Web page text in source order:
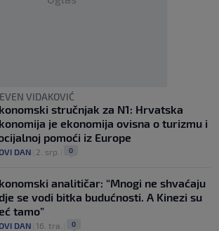
VIDAKOVIĆ
stručnjak za N1: Hrvatska
je ekonomija ovisna o turizmu i
pomoći iz Europe
DAN 2. srp. 0
analitičar: “Mnogi ne shvaćaju
se vodi bitka budućnosti. A Kinezi su
tamo”
DAN 16. tra. 0